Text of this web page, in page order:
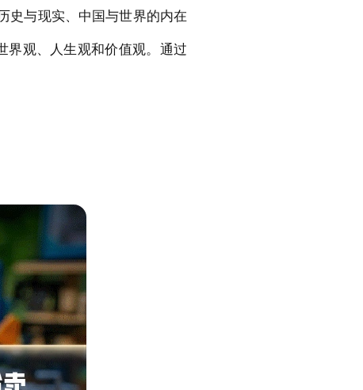
史与现实、中国与世界的内在
界观、人生观和价值观。通过